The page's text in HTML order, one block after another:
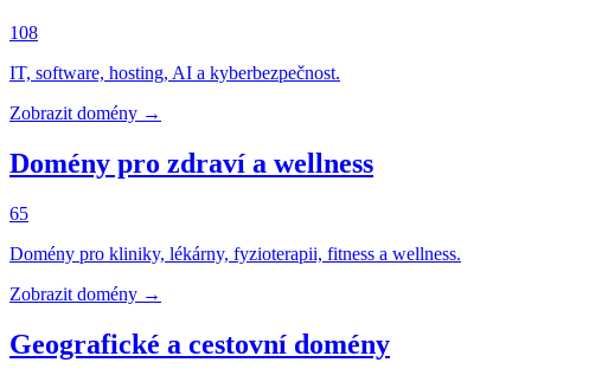
108
IT, software, hosting, AI a kyberbezpečnost.
Zobrazit domény →
Domény pro zdraví a wellness
65
Domény pro kliniky, lékárny, fyzioterapii, fitness a wellness.
Zobrazit domény →
Geografické a cestovní domény